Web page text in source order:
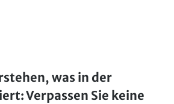
was in der
Verpassen Sie keine